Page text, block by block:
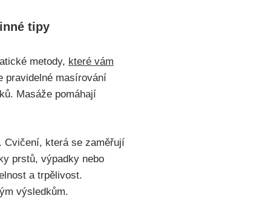
tipy
metody, které vám
pravidelné masírování
Masáže pomáhají
Cvičení, která se zaměřují
prstů, výpadky nebo
a trpělivost.
výsledkům.